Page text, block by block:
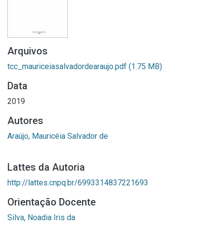
Arquivos
tcc_mauriceiasalvadordearaujo.pdf (1.75 MB)
Data
2019
Autores
Araújo, Mauricéia Salvador de
Lattes da Autoria
http://lattes.cnpq.br/6993314837221693
Orientação Docente
Silva, Noadia Iris da